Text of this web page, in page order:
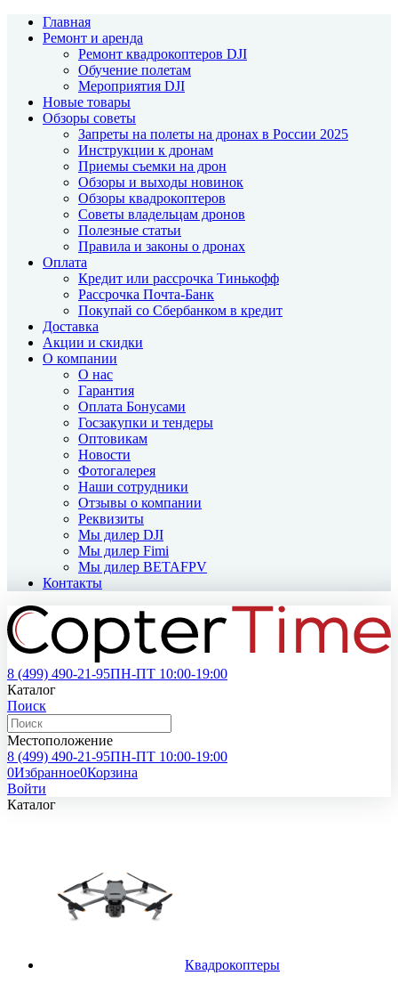
Главная
Ремонт и аренда
Ремонт квадрокоптеров DJI
Обучение полетам
Мероприятия DJI
Новые товары
Обзоры советы
Запреты на полеты на дронах в России 2025
Инструкции к дронам
Приемы съемки на дрон
Обзоры и выходы новинок
Обзоры квадрокоптеров
Советы владельцам дронов
Полезные статьи
Правила и законы о дронах
Оплата
Кредит или рассрочка Тинькофф
Рассрочка Почта-Банк
Покупай со Сбербанком в кредит
Доставка
Акции и скидки
О компании
О нас
Гарантия
Оплата Бонусами
Госзакупки и тендеры
Оптовикам
Новости
Фотогалерея
Наши сотрудники
Отзывы о компании
Реквизиты
Мы дилер DJI
Мы дилер Fimi
Мы дилер BETAFPV
Контакты
8 (499) 490-21-95ПН-ПТ 10:00-19:00
Каталог
Поиск
Местоположение
8 (499) 490-21-95ПН-ПТ 10:00-19:00
0Избранное0Корзина
Войти
Каталог
Квадрокоптеры